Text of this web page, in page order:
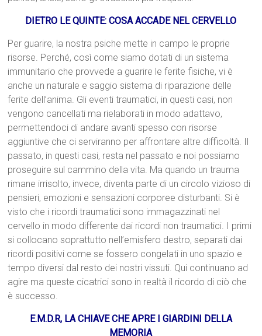
DIETRO LE QUINTE: COSA ACCADE NEL CERVELLO
Per guarire, la nostra psiche mette in campo le proprie
risorse. Perché, così come siamo dotati di un sistema
immunitario che provvede a guarire le ferite fisiche, vi è
anche un naturale e saggio sistema di riparazione delle
ferite dell’anima. Gli eventi traumatici, in questi casi, non
vengono cancellati ma rielaborati in modo adattavo,
permettendoci di andare avanti spesso con risorse
aggiuntive che ci serviranno per affrontare altre difficoltà. Il
passato, in questi casi, resta nel passato e noi possiamo
proseguire sul cammino della vita. Ma quando un trauma
rimane irrisolto, invece, diventa parte di un circolo vizioso di
pensieri, emozioni e sensazioni corporee disturbanti. Si è
visto che i ricordi traumatici sono immagazzinati nel
cervello in modo differente dai ricordi non traumatici. I primi
si collocano soprattutto nell’emisfero destro, separati dai
ricordi positivi come se fossero congelati in uno spazio e
tempo diversi dal resto dei nostri vissuti. Qui continuano ad
agire ma queste cicatrici sono in realtà il ricordo di ciò che
è successo.
E.M.D.R, LA CHIAVE CHE APRE I GIARDINI DELLA
MEMORIA